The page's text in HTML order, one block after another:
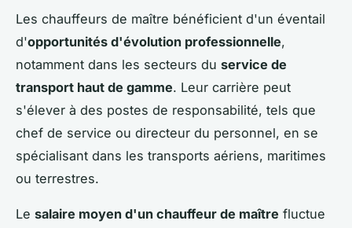
Les chauffeurs de maître bénéficient d'un éventail
d'opportunités d'évolution professionnelle,
notamment dans les secteurs du service de
transport haut de gamme. Leur carrière peut
s'élever à des postes de responsabilité, tels que
chef de service ou directeur du personnel, en se
spécialisant dans les transports aériens, maritimes
ou terrestres.
Le salaire moyen d'un chauffeur de maître fluctue